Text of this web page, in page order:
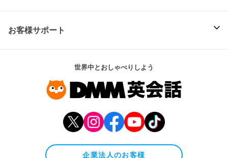
お客様サポート
世界中とおしゃべりしよう
企業法人のお客様